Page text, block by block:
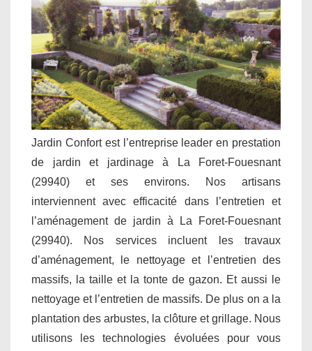
Jardin Confort est l’entreprise leader en prestation
de jardin et jardinage à La Foret-Fouesnant
(29940) et ses environs. Nos artisans
interviennent avec efficacité dans l’entretien et
l’aménagement de jardin à La Foret-Fouesnant
(29940). Nos services incluent les travaux
d’aménagement, le nettoyage et l’entretien des
massifs, la taille et la tonte de gazon. Et aussi le
nettoyage et l’entretien de massifs. De plus on a la
plantation des arbustes, la clôture et grillage. Nous
utilisons les technologies évoluées pour vous